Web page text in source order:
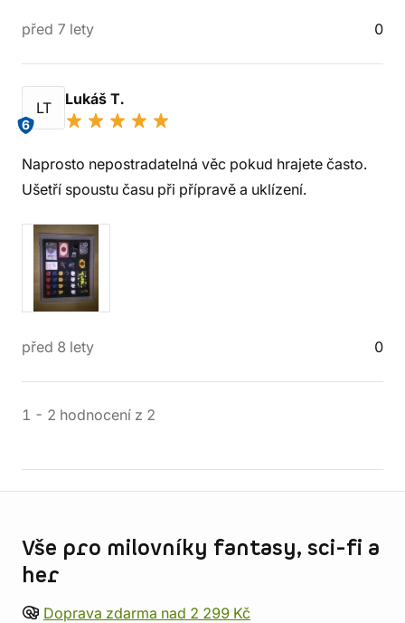
před 7 lety 0
LT
6
Lukáš T.
Naprosto nepostradatelná věc pokud hrajete často.
Ušetří spoustu času při přípravě a uklízení.
před 8 lety 0
1 - 2 hodnocení z 2
Vše pro milovníky fantasy, sci-fi a
her
Doprava zdarma nad 2 299 Kč